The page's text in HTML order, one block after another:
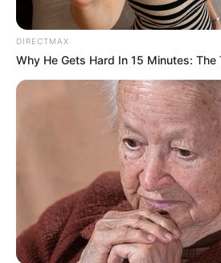
DIRECTMAX
Why He Gets Hard In 15 Minutes: The